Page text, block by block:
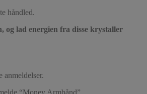
håndled.
og lad energien fra disse krystaller
anmeldelser.
“Money Armbånd”